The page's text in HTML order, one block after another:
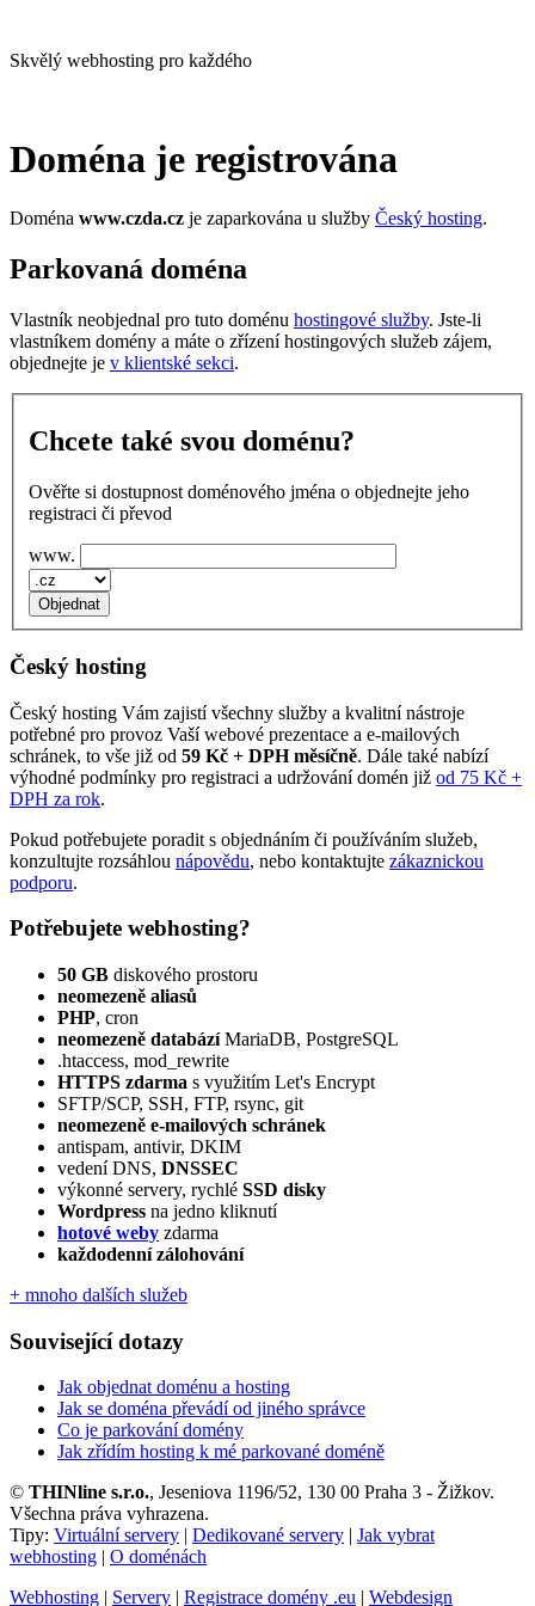
Skvělý webhosting pro každého
Doména je registrována
Doména www.czda.cz je zaparkována u služby Český hosting.
Parkovaná doména
Vlastník neobjednal pro tuto doménu hostingové služby. Jste-li
vlastníkem domény a máte o zřízení hostingových služeb zájem,
objednejte je v klientské sekci.
Chcete také svou doménu?
Ověřte si dostupnost doménového jména o objednejte jeho
registraci či převod
www.
Český hosting
Český hosting Vám zajistí všechny služby a kvalitní nástroje
potřebné pro provoz Vaší webové prezentace a e‑mailových
schránek, to vše již od 59 Kč + DPH měsíčně. Dále také nabízí
výhodné podmínky pro registraci a udržování domén již od 75 Kč +
DPH za rok.
Pokud potřebujete poradit s objednáním či používáním služeb,
konzultujte rozsáhlou nápovědu, nebo kontaktujte zákaznickou
podporu.
Potřebujete webhosting?
50 GB diskového prostoru
neomezeně aliasů
PHP, cron
neomezeně databázíMariaDB, PostgreSQL
.htaccess, mod_rewrite
HTTPS zdarma s využitím Let's Encrypt
SFTP/SCP, SSH, FTP, rsync, git
neomezeně e‑mailových schránek
antispam, antivir, DKIM
vedení DNS, DNSSEC
výkonné servery, rychlé SSD disky
Wordpress na jedno kliknutí
hotové weby zdarma
každodenní zálohování
+ mnoho dalších služeb
Související dotazy
Jak objednat doménu a hosting
Jak se doména převádí od jiného správce
Co je parkování domény
Jak zřídím hosting k mé parkované doméně
© THINline s.r.o., Jeseniova 1196/52, 130 00 Praha 3 - Žižkov.
Všechna práva vyhrazena.
Tipy: Virtuální servery | Dedikované servery | Jak vybrat
webhosting | O doménách
Webhosting | Servery | Registrace domény .eu | Webdesign